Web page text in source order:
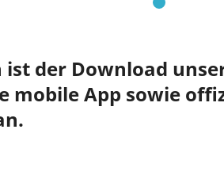
ist der Download
mobile App sowie